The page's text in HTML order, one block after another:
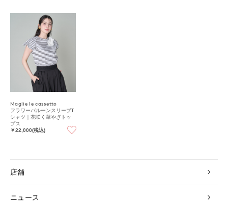
Maglie le cassetto
フラワーバルーンスリーブT
シャツ｜花咲く華やぎトッ
プス
￥22,000(税込)
店舗
ニュース